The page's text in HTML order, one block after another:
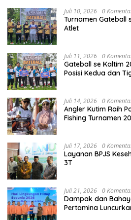
Juli 10, 2026 0
Turnamen Gateball
Atlet
Juli 11, 2026 0
Gateball se Kaltim
Posisi Kedua dan
Juli 14, 2026 0
Angler Kutim Raih
Fishing Turnamen
Juli 17, 2026 0
Layanan BPJS
3T
Juli 21, 2026 0
Dampak dan
Pertamina